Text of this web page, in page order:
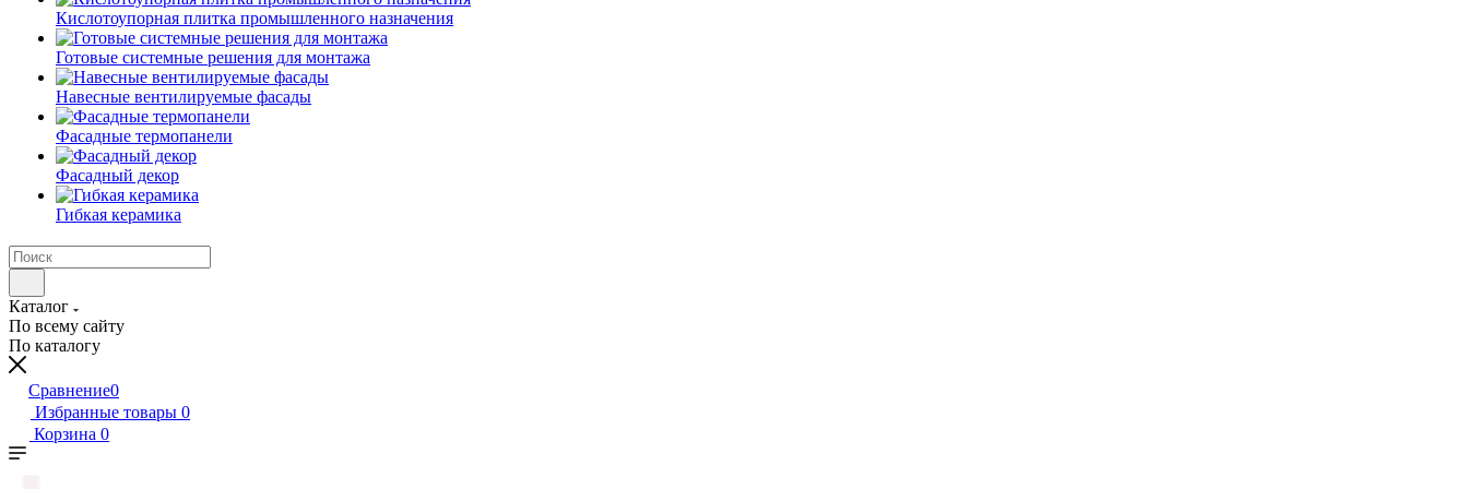
Кислотоупорная плитка промышленного назначения
Готовые системные решения для монтажа
Навесные вентилируемые фасады
Фасадные термопанели
Фасадный декор
Гибкая керамика
Каталог
По всему сайту
По каталогу
Сравнение0
Избранные товары 0
Корзина 0